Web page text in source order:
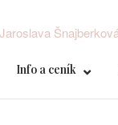
Info a ceník